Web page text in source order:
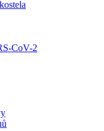
CoV-2